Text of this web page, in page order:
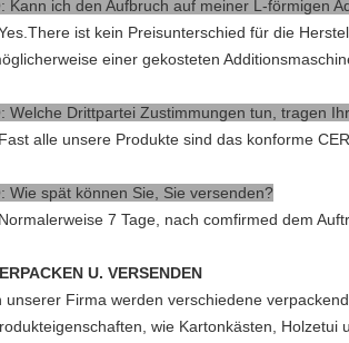
Kann ich den Aufbruch auf meiner L-förmigen
ist kein Preisunterschied für die
einer gekosteten
Welche Drittpartei Zustimmungen tun, tragen
alle unsere Produkte sind das konforme CER.
Wie spät können Sie, Sie versenden?
7 Tage, nach comfirmed dem
U. VERSENDEN
unserer Firma werden verschiedene
wie Kartonkästen,